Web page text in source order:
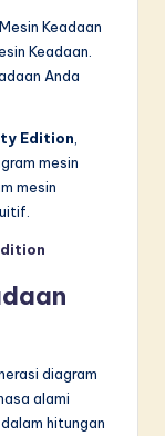
Keadaan
Keadaan.
Anda
Edition
mesin
mesin
diagram
alami
hitungan